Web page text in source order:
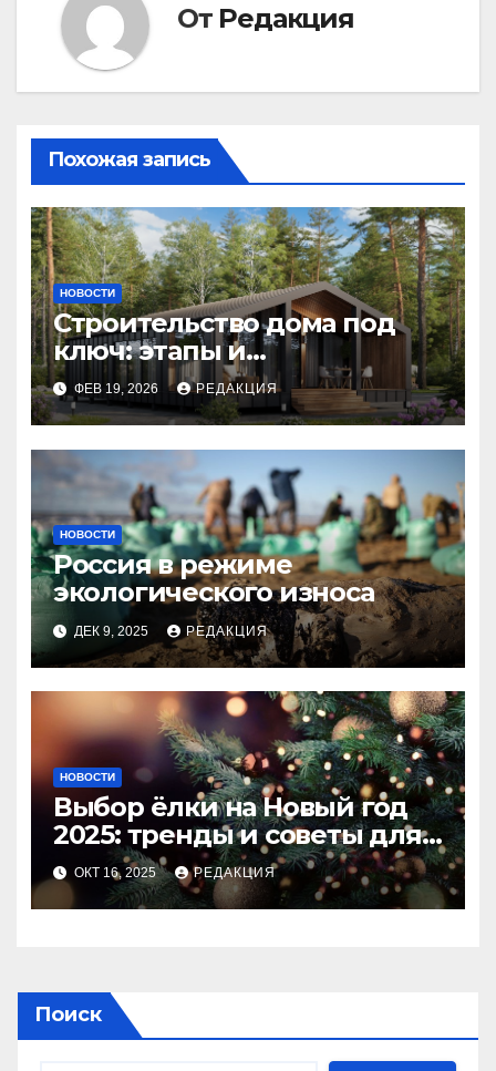
От Редакция
Похожая запись
НОВОСТИ
Строительство дома под
ключ: этапы и
планирование бюджета
ФЕВ 19, 2026 РЕДАКЦИЯ
НОВОСТИ
Россия в режиме
экологического износа
ДЕК 9, 2025 РЕДАКЦИЯ
НОВОСТИ
Выбор ёлки на Новый год
2025: тренды и советы для
идеального праздника
ОКТ 16, 2025 РЕДАКЦИЯ
Поиск